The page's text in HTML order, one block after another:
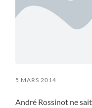
5 MARS 2014
André Rossinot ne